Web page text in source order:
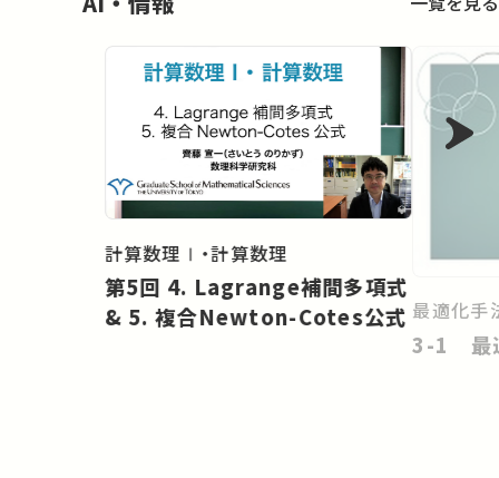
計算数理Ⅰ・計算数理
第5回 4. Lagrange補間多項式
& 5. 複合Newton-Cotes公式 最適化手
3-1 最